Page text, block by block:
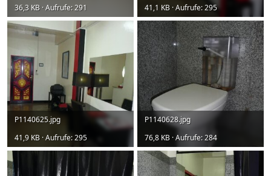
36,3 KB · Aufrufe: 291
41,1 KB · Aufrufe: 295
P1140625.jpg
41,9 KB · Aufrufe: 295
P1140628.jpg
76,8 KB · Aufrufe: 284